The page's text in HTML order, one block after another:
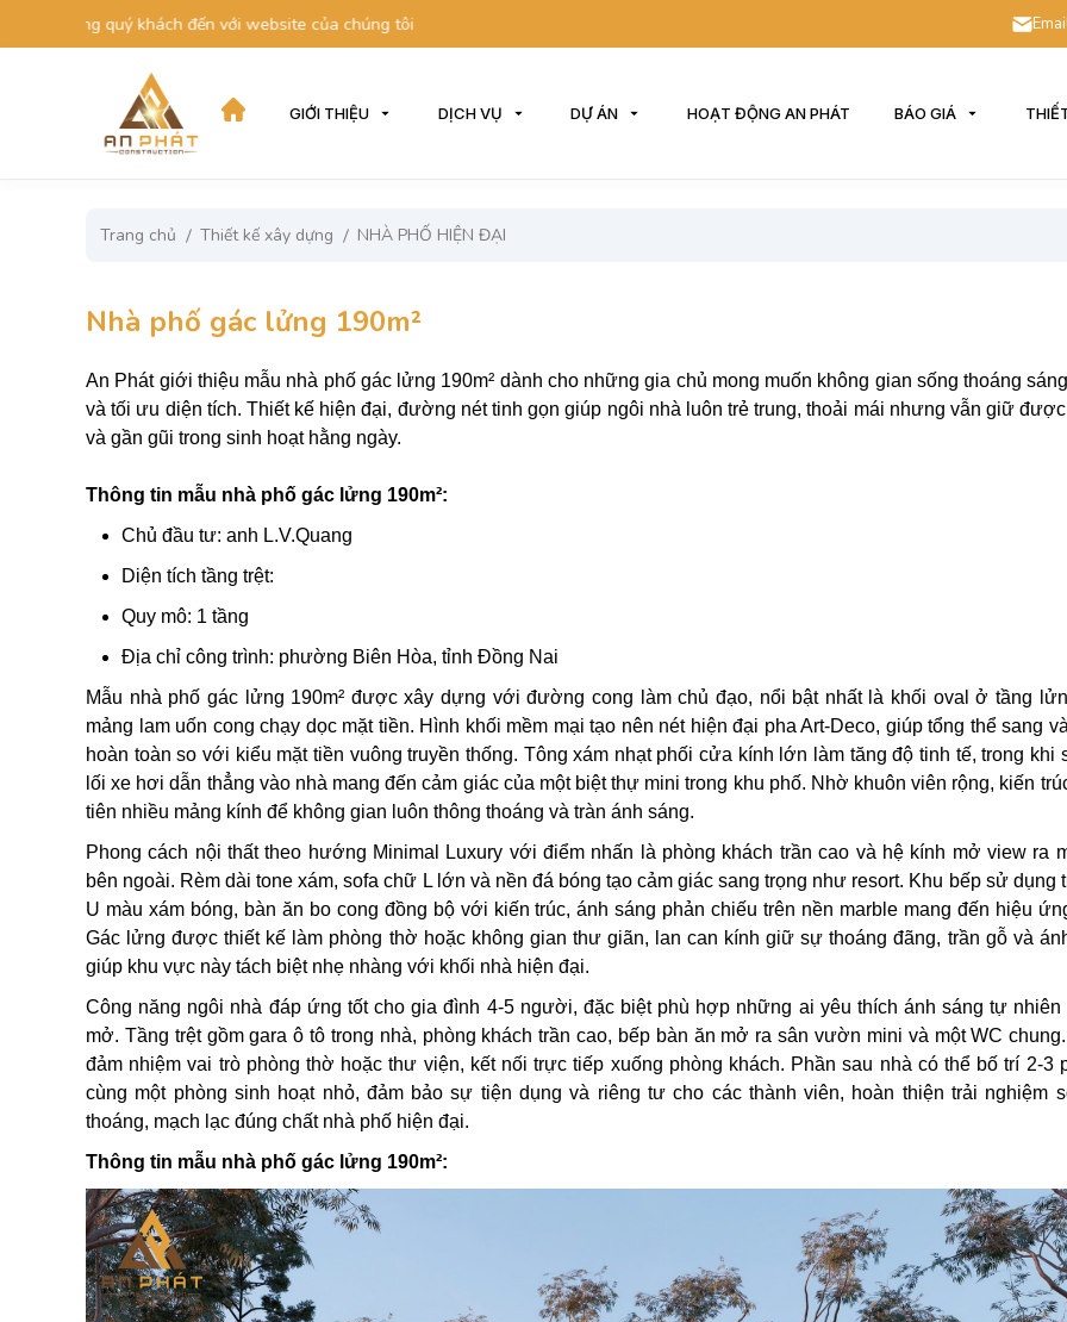
khách đến với website của chúng tôi
GIỚI THIỆU DỊCH VỤ DỰ ÁN HOẠT ĐỘNG AN PHÁT BÁO GIÁ
Trang chủ Thiết kế xây dựng NHÀ PHỐ HIỆN ĐẠI
Nhà phố gác lửng 190m²
An Phát giới thiệu mẫu nhà phố gác lửng 190m² dành cho những gia chủ mong muốn không gian sống thoáng
và tối ưu diện tích. Thiết kế hiện đại, đường nét tinh gọn giúp ngôi nhà luôn trẻ trung, thoải mái nhưng vẫn giữ
và gần gũi trong sinh hoạt hằng ngày.
Thông tin mẫu nhà phố gác lửng 190m²:
Chủ đầu tư: anh L.V.Quang
Diện tích tầng trệt:
Quy mô: 1 tầng
Địa chỉ công trình: phường Biên Hòa, tỉnh Đồng Nai
Mẫu nhà phố gác lửng 190m² được xây dựng với đường cong làm chủ đạo, nổi bật nhất là khối oval ở tầng
mảng lam uốn cong chạy dọc mặt tiền. Hình khối mềm mại tạo nên nét hiện đại pha Art-Deco, giúp tổng thể sang
hoàn toàn so với kiểu mặt tiền vuông truyền thống. Tông xám nhạt phối cửa kính lớn làm tăng độ tinh tế, trong khi
lối xe hơi dẫn thẳng vào nhà mang đến cảm giác của một biệt thự mini trong khu phố. Nhờ khuôn viên rộng, kiến
tiên nhiều mảng kính để không gian luôn thông thoáng và tràn ánh sáng.
Phong cách nội thất theo hướng Minimal Luxury với điểm nhấn là phòng khách trần cao và hệ kính mở view ra
bên ngoài. Rèm dài tone xám, sofa chữ L lớn và nền đá bóng tạo cảm giác sang trọng như resort. Khu bếp sử dụng
U màu xám bóng, bàn ăn bo cong đồng bộ với kiến trúc, ánh sáng phản chiếu trên nền marble mang đến hiệu
Gác lửng được thiết kế làm phòng thờ hoặc không gian thư giãn, lan can kính giữ sự thoáng đãng, trần gỗ và
giúp khu vực này tách biệt nhẹ nhàng với khối nhà hiện đại.
Công năng ngôi nhà đáp ứng tốt cho gia đình 4-5 người, đặc biệt phù hợp những ai yêu thích ánh sáng tự nhiên
mở. Tầng trệt gồm gara ô tô trong nhà, phòng khách trần cao, bếp bàn ăn mở ra sân vườn mini và một WC
đảm nhiệm vai trò phòng thờ hoặc thư viện, kết nối trực tiếp xuống phòng khách. Phần sau nhà có thể bố trí 2-3
cùng một phòng sinh hoạt nhỏ, đảm bảo sự tiện dụng và riêng tư cho các thành viên, hoàn thiện trải nghiệm
thoáng, mạch lạc đúng chất nhà phố hiện đại.
Thông tin mẫu nhà phố gác lửng 190m²: